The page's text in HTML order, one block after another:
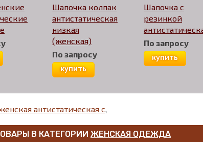
Шапочка колпак
антистатическая
низкая
(женская)
По запросу
купить
Шапочка с
резинкой
По запросу
купить
антистатическая с
В КАТЕГОРИИ ЖЕНСКАЯ ОДЕЖДА